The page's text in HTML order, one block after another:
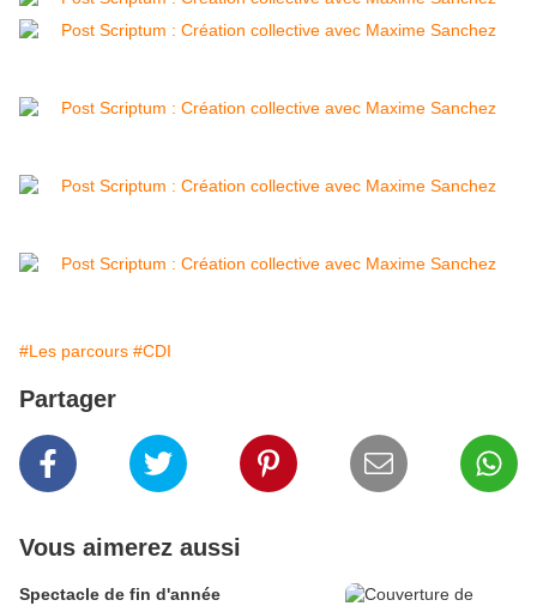
#Les parcours #CDI
Partager
Vous aimerez aussi
Spectacle de fin d'année